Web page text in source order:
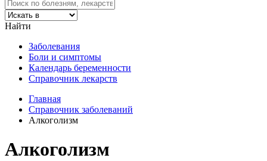
Найти
Заболевания
Боли и симптомы
Календарь беременности
Справочник лекарств
Главная
Справочник заболеваний
Алкоголизм
Алкоголизм